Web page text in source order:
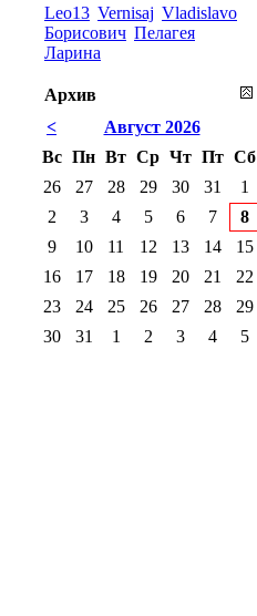
Leo13 Vernisaj Vladislavo
Борисович Пелагея
Ларина
Архив
<
Август 2026
Вс Пн Вт Ср Чт Пт Сб
26
27 28 29 30 31
1
2
3 4 5 6 7
8
9
10 11 12 13 14
15
16
17 18 19 20 21
22
23
24 25 26 27 28
29
30
31 1 2 3 4 5